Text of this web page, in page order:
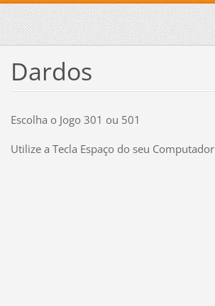
Dardos
Escolha o Jogo 301 ou 501
Utilize a Tecla Espaço do seu Computador